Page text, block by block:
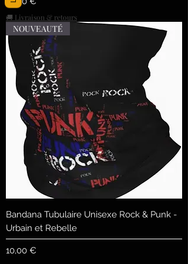
🚚 Livraison & retours
NOUVEAUTÉ
Bandana Tubulaire Unisexe Rock & Punk -
Urbain et Rebelle
Precio
10,00 €